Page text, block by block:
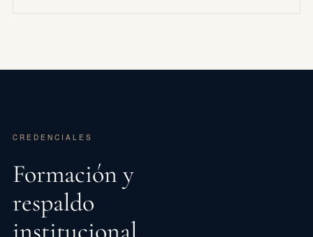
CREDENCIALES
Formación y
respaldo